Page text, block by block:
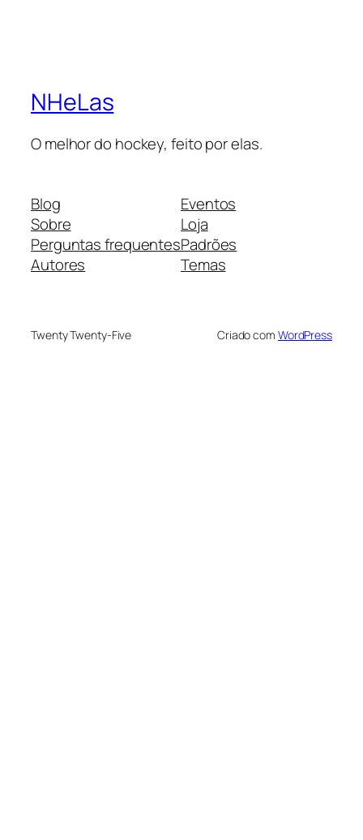
NHeLas
O melhor do hockey, feito por elas.
Blog
Sobre
Perguntas frequentes
Autores
Eventos
Loja
Padrões
Temas
Twenty Twenty-Five Criado com WordPress